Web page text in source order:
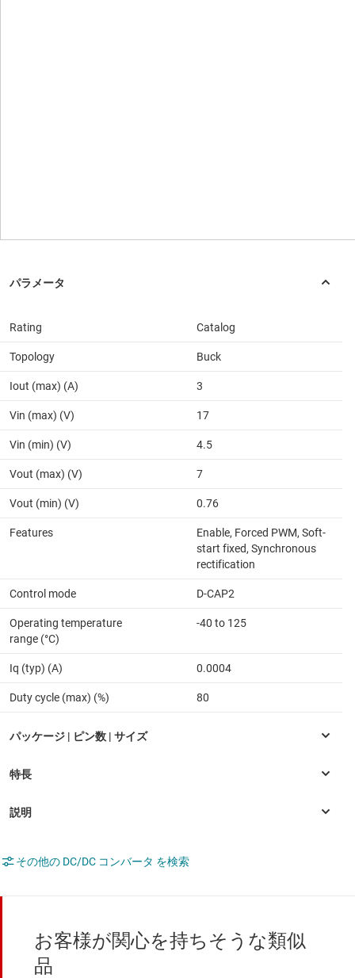
Rating Catalog
Topology Buck
Iout (max) (A) 3
Vin (max) (V) 17
Vin (min) (V) 4.5
Vout (max) (V) 7
Vout (min) (V) 0.76
Features
Enable, Forced PWM, Soft-
start fixed, Synchronous
rectification
Control mode D-CAP2
Operating temperature
range (°C)
-40 to 125
Iq (typ) (A) 0.0004
Duty cycle (max) (%) 80
その他の DC/DC コンバータ を検索
お客様が関心を持ちそうな類似
品